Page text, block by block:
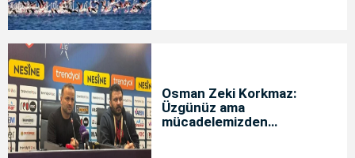
Osman Zeki Korkmaz:
Üzgünüz ama
mücadelemizden